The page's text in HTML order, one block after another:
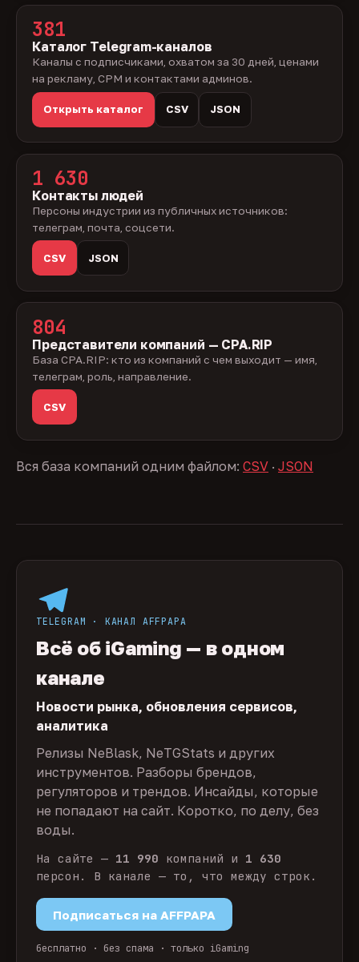
381
Каталог Telegram-каналов
Каналы с подписчиками, охватом за 30 дней, ценами
на рекламу, CPM и контактами админов.
Открыть каталог CSV JSON
1 630
Контакты людей
Персоны индустрии из публичных источников:
телеграм, почта, соцсети.
CSV JSON
804
Представители компаний — CPA.RIP
База CPA.RIP: кто из компаний с чем выходит — имя,
телеграм, роль, направление.
CSV
Вся база компаний одним файлом: CSV · JSON
TELEGRAM · КАНАЛ AFFPAPA
Всё об iGaming — в одном
канале
Новости рынка, обновления сервисов,
аналитика
Релизы NeBlask, NeTGStats и других
инструментов. Разборы брендов,
регуляторов и трендов. Инсайды, которые
не попадают на сайт. Коротко, по делу, без
воды.
На сайте — 11 990 компаний и 1 630
персон. В канале — то, что между строк.
Подписаться на AFFPAPA
бесплатно · без спама · только iGaming